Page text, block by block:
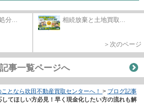
分... 相続放棄と土地買取...
＞次のページ
記事一覧ページへ
となら吹田不動産買取センターへ！ > ブログ記事
てほしい方必見！早く現金化したい方の流れも解